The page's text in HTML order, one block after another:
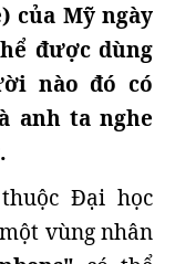
của Mỹ ngày
được dùng
nào đó có
anh ta nghe
Đại học
vùng nhân